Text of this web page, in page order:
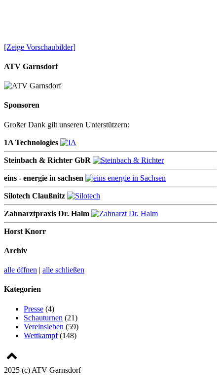
[Zeige Vorschaubilder]
ATV Garnsdorf
Sponsoren
Großer Dank gilt unseren Unterstützern:
1A Technologies
Steinbach & Richter GbR
eins - energie in sachsen
Silotech Claußnitz
Zahnarztpraxis Dr. Halm
Horst Knorr
Archiv
alle öffnen | alle schließen
Kategorien
Presse (4)
Schauturnen (21)
Vereinsleben (59)
Wettkampf(148)
2025 (c) ATV Garnsdorf